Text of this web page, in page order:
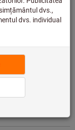
din gama noastră
stocul nostru.Info